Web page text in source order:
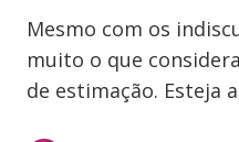
Mesmo com os
muito o que
de estimação. Esteja